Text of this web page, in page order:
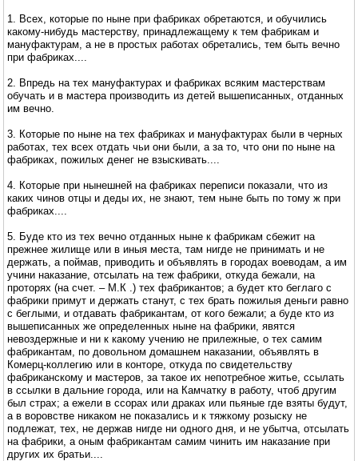
1. Всех, которые по ныне при фабриках обретаются, и обучились
какому-нибудь мастерству, принадлежащему к тем фабрикам и
мануфактурам, а не в простых работах обретались, тем быть вечно
при фабриках....
2. Впредь на тех мануфактурах и фабриках всяким мастерствам
обучать и в мастера производить из детей вышеписанных, отданных
им вечно.
3. Которые по ныне на тех фабриках и мануфактурах были в черных
работах, тех всех отдать чьи они были, а за то, что они по ныне на
фабриках, пожилых денег не взыскивать....
4. Которые при нынешней на фабриках переписи показали, что из
каких чинов отцы и деды их, не знают, тем ныне быть по тому ж при
фабриках....
5. Буде кто из тех вечно отданных ныне к фабрикам сбежит на
прежнее жилище или в иныя места, там нигде не принимать и не
держать, а поймав, приводить и объявлять в городах воеводам, а им
учини наказание, отсылать на теж фабрики, откуда бежали, на
проторях (на счет. – М.К .) тех фабрикантов; а будет кто беглаго с
фабрики примут и держать станут, с тех брать пожилыя деньги равно
с беглыми, и отдавать фабрикантам, от кого бежали; а буде кто из
вышеписанных же определенных ныне на фабрики, явятся
невоздержные и ни к какому учению не прилежные, о тех самим
фабрикантам, по довольном домашнем наказании, объявлять в
Комерц-коллегию или в конторе, откуда по свидетельству
фабриканскому и мастеров, за такое их непотребное житье, ссылать
в ссылки в дальние города, или на Камчатку в работу, чтоб другим
был страх; а ежели в ссорах или драках или пьяные где взяты будут,
а в воровстве никаком не показались и к тяжкому розыску не
подлежат, тех, не держав нигде ни одного дня, и не убытча, отсылать
на фабрики, а оным фабрикантам самим чинить им наказание при
других их братьи....